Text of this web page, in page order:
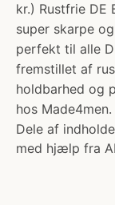
kr.) Rustfrie DE
super skarpe
perfekt til alle
fremstillet af
holdbarhed og
hos Made4men.
Dele af
med hjælp fra